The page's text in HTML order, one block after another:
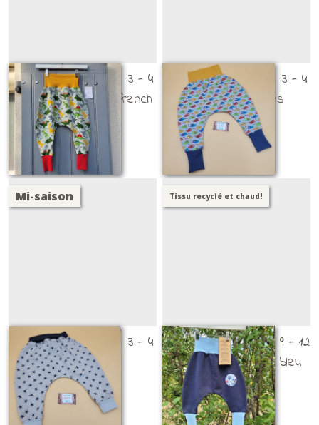
Sarouel évolutif taille 3 - 4
ans / Dinosaures french
terry
TAILLE 3 - 4 ANS
24€
Sarouel évolutif taille 3 - 4
ans / Caméléons
TAILLE 3 - 4 ANS
€
Mi-saison
Sarouel évolutif taille 3 - 4
ans / Etoiles
TAILLE 3 - 4 ANS
24 €
Tissu recyclé et chaud!
Sarouel évolutif taille 9 - 12
mois / Uni jean et bleu
ciel
TAILLE 9 À 12 MOIS